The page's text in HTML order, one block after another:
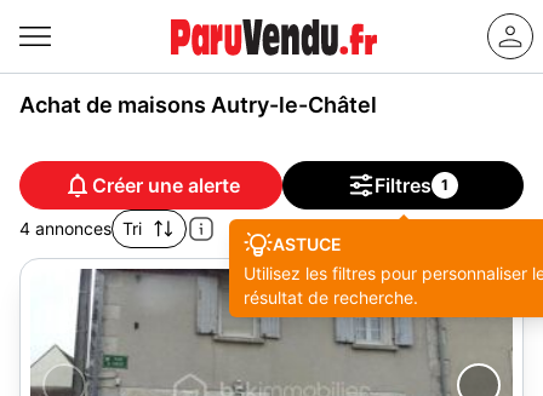
Achat de maisons Autry-le-Châtel
Créer une alerte Filtres 1
ASTUCE
Utilisez les filtres pour personnaliser
résultat de recherche.
4 annonces Tri